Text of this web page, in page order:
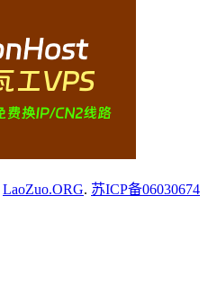
LaoZuo.ORG. 苏ICP备06030674